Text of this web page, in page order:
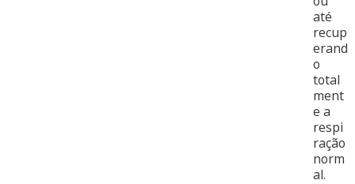
até
recup
erand
o
total
ment
e a
respi
ração
norm
al.